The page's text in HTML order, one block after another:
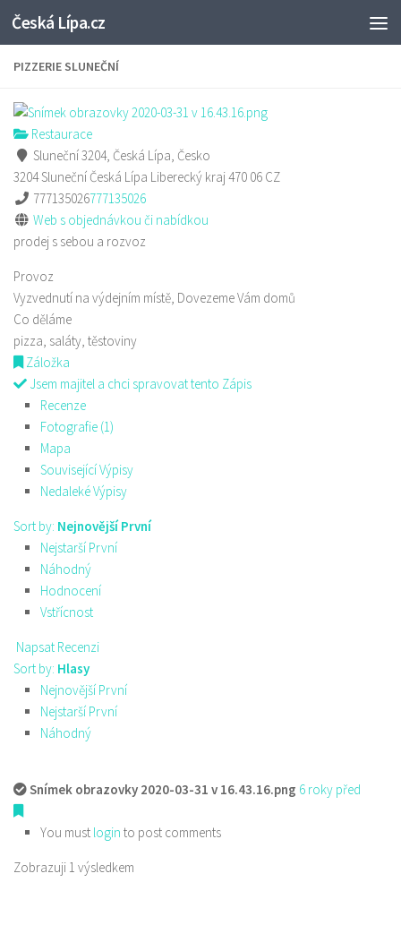
Skip to content
Česká Lípa.cz
PIZZERIE SLUNEČNÍ
Restaurace
Sluneční 3204, Česká Lípa, Česko
3204 Sluneční Česká Lípa Liberecký kraj470 06 CZ
777135026777135026
Web s objednávkou či nabídkou
prodej s sebou a rozvoz
Provoz
Vyzvednutí na výdejním místě, Dovezeme Vám domů
Co děláme
pizza, saláty, těstoviny
Záložka
Jsem majitel a chci spravovat tento Zápis
Recenze
Fotografie (1)
Mapa
Související Výpisy
Nedaleké Výpisy
Sort by: Nejnovější První
Nejstarší První
Náhodný
Hodnocení
Vstřícnost
Napsat Recenzi
Sort by: Hlasy
Nejnovější První
Nejstarší První
Náhodný
Snímek obrazovky 2020-03-31 v 16.43.16.png 6 roky před
You must login to post comments
Zobrazuji 1 výsledkem